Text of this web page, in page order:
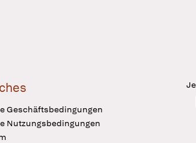
Geschäftsbedingungen
Nutzungsbedingungen